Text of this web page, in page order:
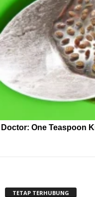
Doctor: One Teaspoon
TETAP TERHUBUNG